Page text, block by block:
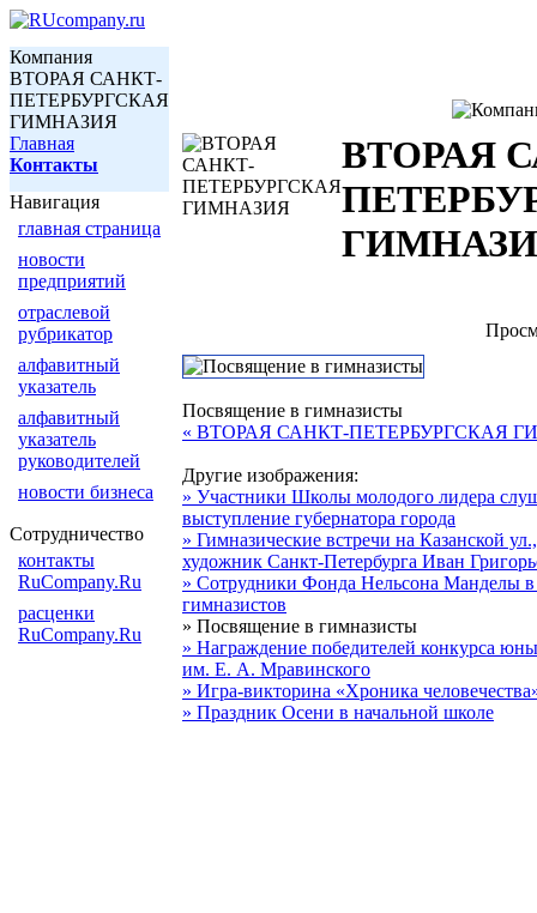
Компания
ВТОРАЯ САНКТ-
ПЕТЕРБУРГСКАЯ
ГИМНАЗИЯ
Главная
Контакты
Навигация
главная страница
новости
предприятий
отраслевой
рубрикатор
алфавитный
указатель
алфавитный
указатель
руководителей
новости бизнеса
Сотрудничество
контакты
RuCompany.Ru
расценки
RuCompany.Ru
ВТОРАЯ
Посвящение в гимназисты
« ВТОРАЯ САНКТ-ПЕТЕРБУРГСКАЯ
Другие изображения:
» Участники Школы молодого лидера
выступление губернатора города
» Гимназические встречи на Казанской
художник Санкт-Петербурга Иван
» Сотрудники Фонда Нельсона Манделы в
гимназистов
» Посвящение в гимназисты
» Награждение победителей конкурса
им. Е. А. Мравинского
» Игра-викторина «Хроника
» Праздник Осени в начальной школе